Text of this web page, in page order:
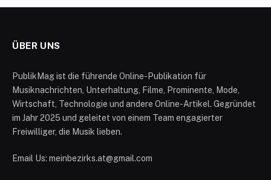
ÜBER UNS
PublikMag ist die führende Online-Publikation für
Musiknachrichten, Unterhaltung, Filme, Prominente, Mode,
Wirtschaft, Technologie und andere Online-Artikel. Gegründet
im Jahr 2025 und geleitet von einem Team engagierter
Freiwilliger, die Musik lieben.
Email Us: meinbezirks.at@gmail.com